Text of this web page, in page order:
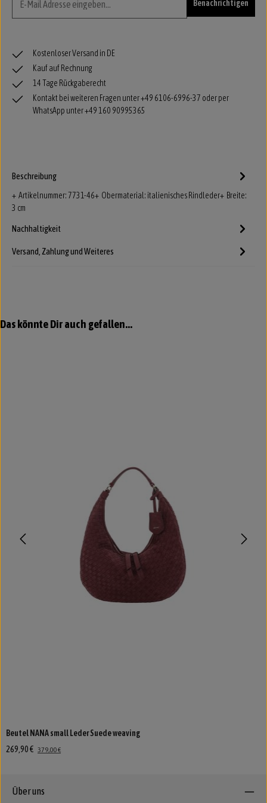
Benachrichtigen
Kostenloser Versand in DE
Kauf auf Rechnung
14 Tage Rückgaberecht
Kontakt bei weiteren Fragen unter +49 6106-6996-37 oder per
WhatsApp unter +49 160 90995365
Beschreibung
+ Artikelnummer: 7731-46+ Obermaterial: italienisches Rindleder+ Breite:
3 cm
Nachhaltigkeit
Versand, Zahlung und Weiteres
Produktgalerie überspringen
Das könnte Dir auch gefallen...
Beutel NANA small Leder Suede weaving
269,90 € 379,00 €
Über uns